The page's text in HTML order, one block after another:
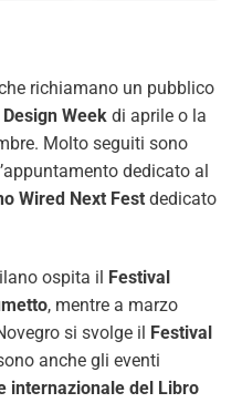
richiamano un pubblico
Week di aprile o la
Molto seguiti sono
dedicato al
Wired Next Fest dedicato
ospita il Festival
, mentre a marzo
si svolge il Festival
anche gli eventi
internazionale del Libro